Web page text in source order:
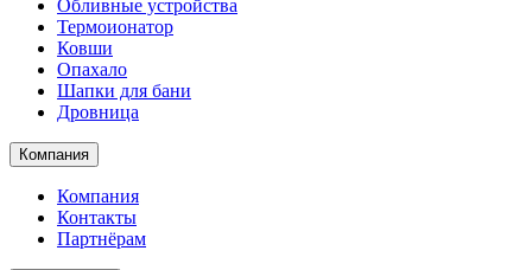
Обливные устройства
Термоионатор
Ковши
Опахало
Шапки для бани
Дровница
Компания
Компания
Контакты
Партнёрам